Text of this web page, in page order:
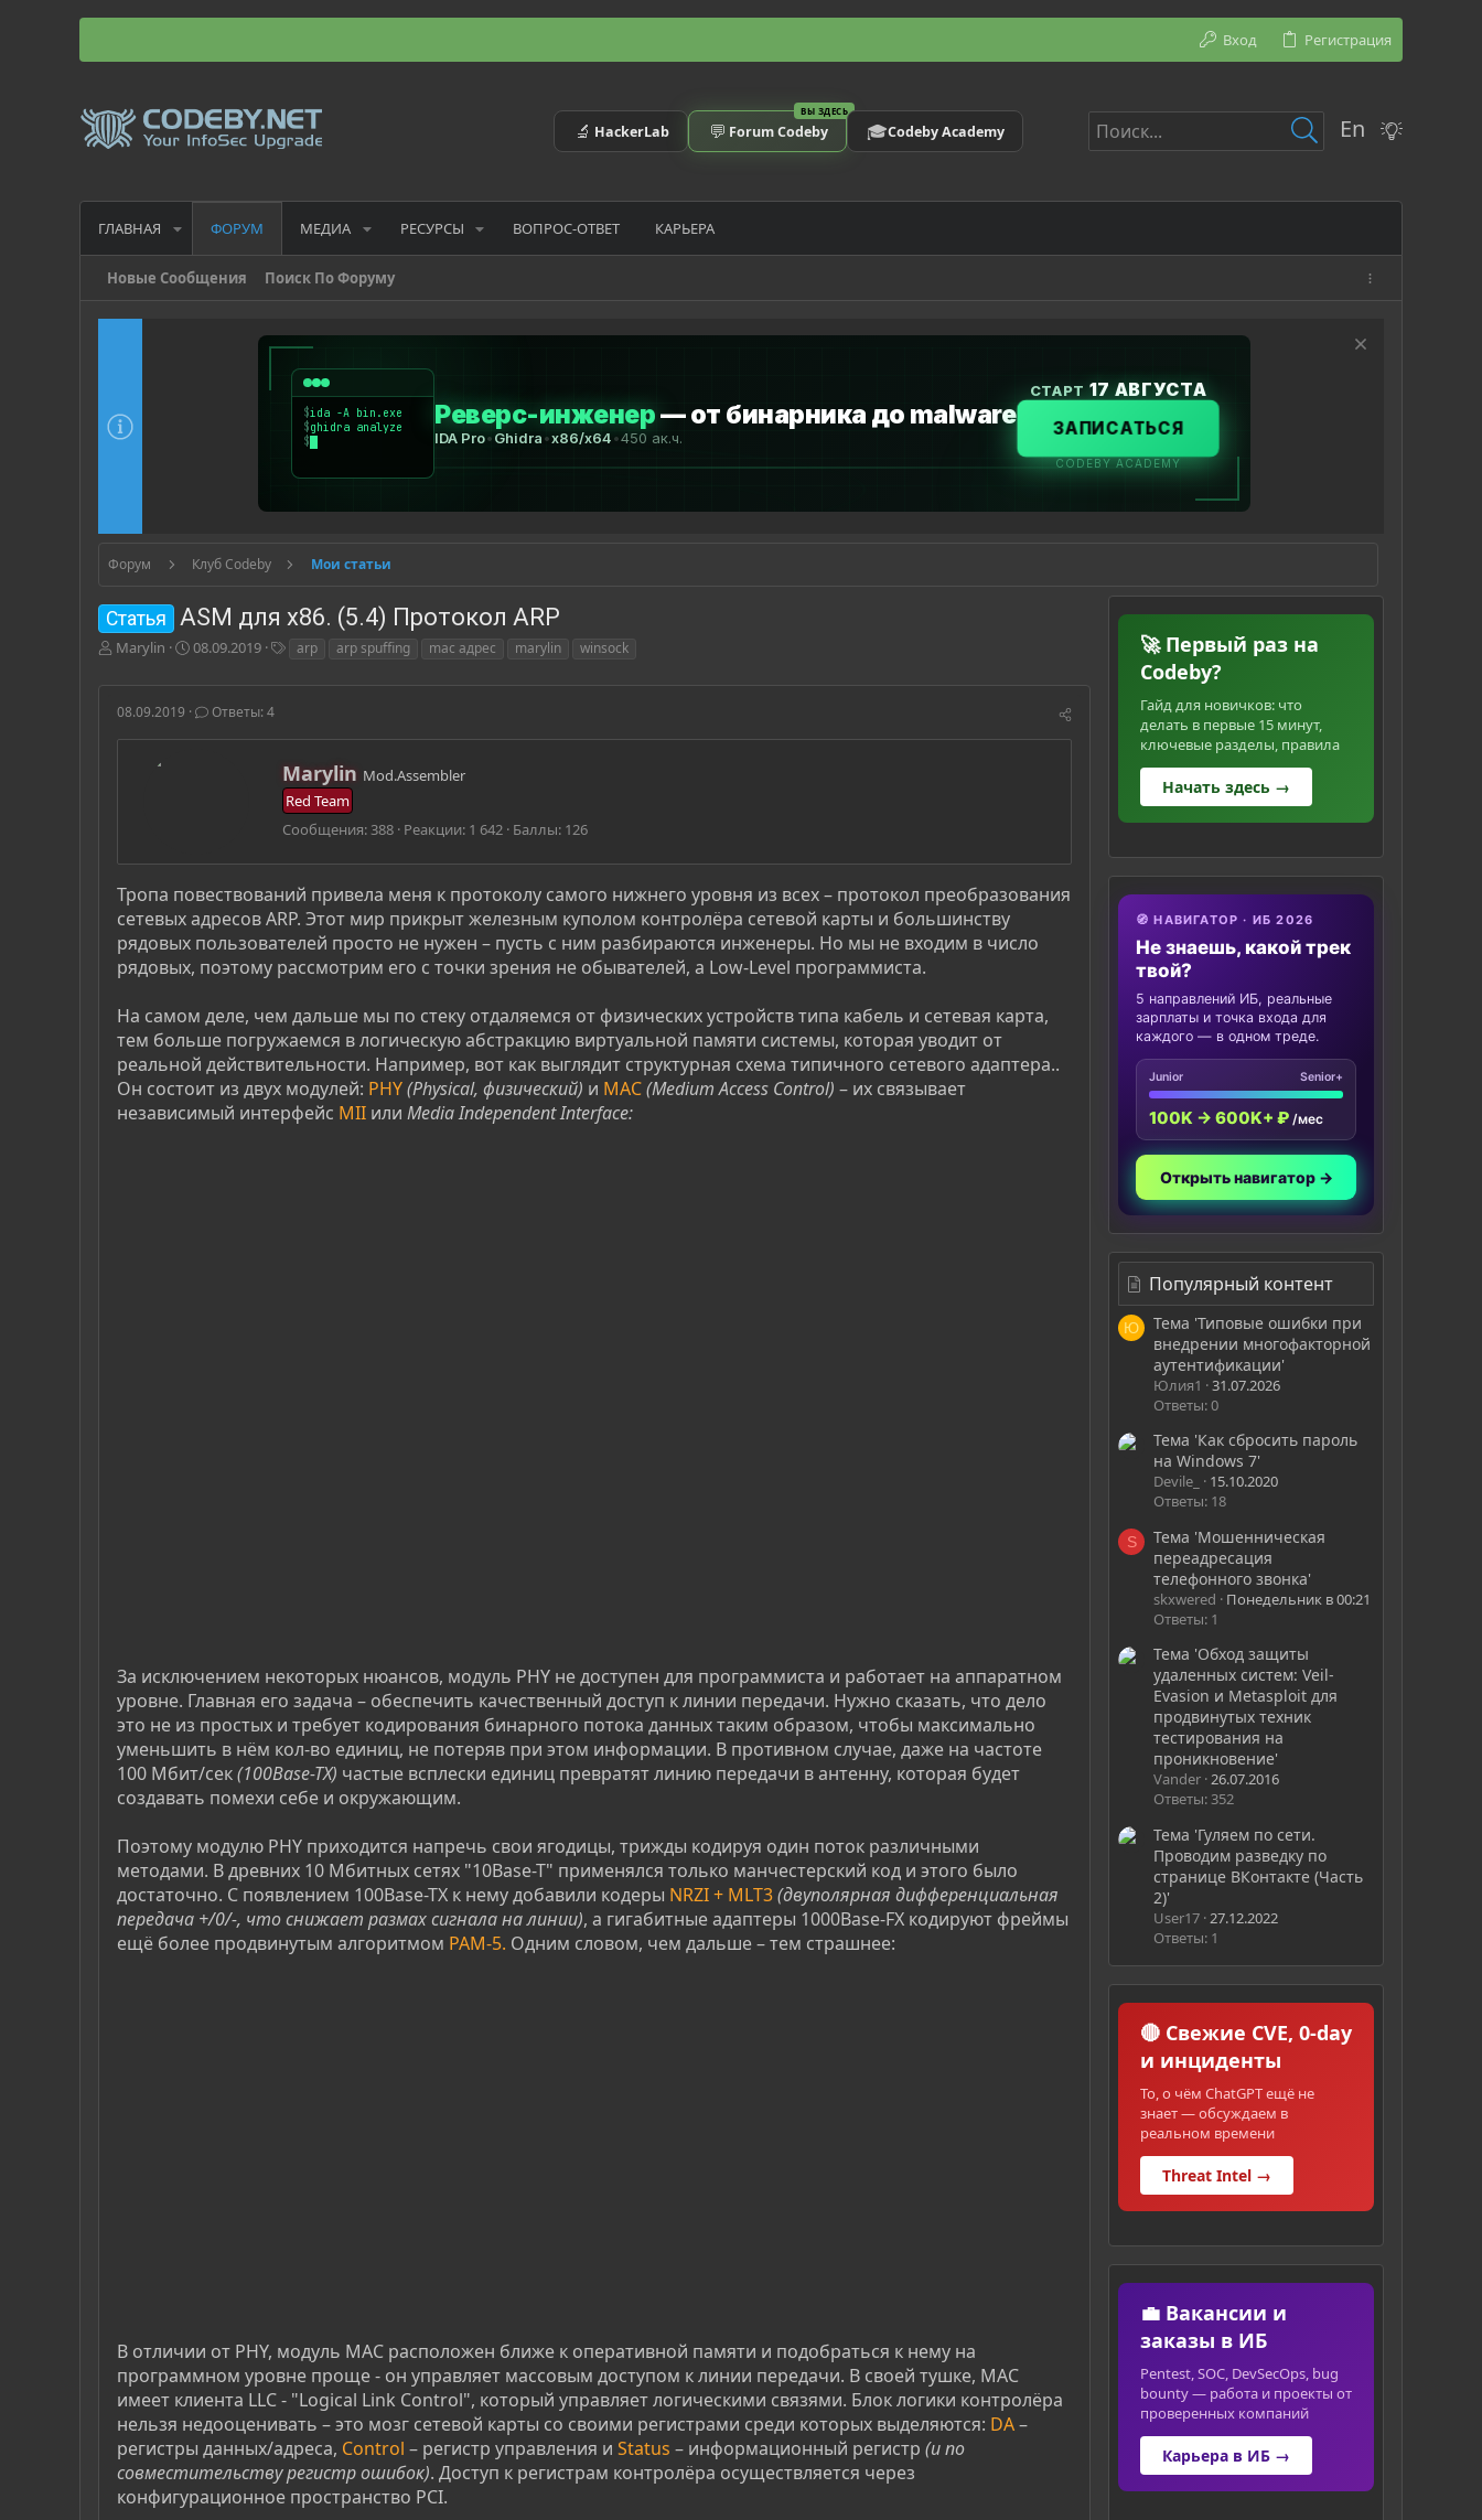
Вход Регистрация
🔬 HackerLab
ВЫ ЗДЕСЬ
💬 Forum Codeby 🎓Codeby Academy En
ГЛАВНАЯ ФОРУМ МЕДИА РЕСУРСЫ ВОПРОС-ОТВЕТ КАРЬЕРА
Новые Сообщения Поиск По Форуму
Форум Клуб Codeby Мои статьи
Статья ASM для x86. (5.4) Протокол ARP
А
т
о
т
Marylin
Д
т
а
а
08.09.2019
г
arp arp spuffing mac адрес marylin winsock
08.09.2019 Ответы: 4
А
в
т
о
Marylin Mod.Assembler
Red Team
Сообщения 388 Реакции 1 642 Баллы 126
Тропа повествований привела меня к протоколу самого нижнего уровня из всех – протокол преобразования
сетевых адресов ARP. Этот мир прикрыт железным куполом контролёра сетевой карты и большинству
рядовых пользователей просто не нужен – пусть с ним разбираются инженеры. Но мы не входим в число
рядовых, поэтому рассмотрим его с точки зрения не обывателей, а Low-Level программиста.
На самом деле, чем дальше мы по стеку отдаляемся от физических устройств типа кабель и сетевая карта,
тем больше погружаемся в логическую абстракцию виртуальной памяти системы, которая уводит от
реальной действительности. Например, вот как выглядит структурная схема типичного сетевого адаптера..
Он состоит из двух модулей: PHY(Physical, физический) и МАС(Medium Access Control) – их связывает
независимый интерфейс MII или Media Independent Interface:
За исключением некоторых нюансов, модуль PHY не доступен для программиста и работает на аппаратном
уровне. Главная его задача – обеспечить качественный доступ к линии передачи. Нужно сказать, что дело
это не из простых и требует кодирования бинарного потока данных таким образом, чтобы максимально
уменьшить в нём кол-во единиц, не потеряв при этом информации. В противном случае, даже на частоте
100 Мбит/сек(100Base-TX) частые всплески единиц превратят линию передачи в антенну, которая будет
создавать помехи себе и окружающим.
Поэтому модулю PHY приходится напречь свои ягодицы, трижды кодируя один поток различными
методами. В древних 10 Мбитных сетях "10Base-T" применялся только манчестерский код и этого было
достаточно. С появлением 100Base-TX к нему добавили кодеры NRZI + MLT3(двуполярная дифференциальная
передача +/0/-, что снижает размах сигнала на линии), а гигабитные адаптеры 1000Base-FX кодируют фреймы
ещё более продвинутым алгоритмом РАМ-5. Одним словом, чем дальше – тем страшнее:
В отличии от PHY, модуль МАС расположен ближе к оперативной памяти и подобраться к нему на
программном уровне проще - он управляет массовым доступом к линии передачи. В своей тушке, МАС
имеет клиента LLC - "Logical Link Control", который управляет логическими связями. Блок логики контролёра
нельзя недооценивать – это мозг сетевой карты со своими регистрами среди которых выделяются: DA–
регистры данных/адреса, Control – регистр управления и Status – информационный регистр (и по
совместительству регистр ошибок). Доступ к регистрам контролёра осуществляется через
конфигурационное пространство PCI.
🚀 Первый раз на
Codeby?
Гайд для новичков: что
делать в первые 15 минут,
ключевые разделы, правила
Начать здесь →
🧭 НАВИГАТОР · ИБ 2026
Не знаешь, какой трек
твой?
5 направлений ИБ, реальные
зарплаты и точка входа для
каждого — в одном треде.
Junior Senior+
100K → 600K+ ₽ /мес
Открыть навигатор →
Популярный контент
Ю
Тема 'Типовые ошибки при
внедрении многофакторной
аутентификации'
Юлия1
31.07.2026
Ответы: 0
Тема 'Как сбросить пароль
на Windows 7'
Devile_
15.10.2020
Ответы: 18
S
Тема 'Мошенническая
переадресация
телефонного звонка'
skxwered
Понедельник в 00:21
Ответы: 1
Тема 'Обход защиты
удаленных систем: Veil-
Evasion и Metasploit для
продвинутых техник
тестирования на
проникновение'
Vander 26.07.2016
Ответы: 352
Тема 'Гуляем по сети.
Проводим разведку по
странице ВКонтакте (Часть
2)'
User17 27.12.2022
Ответы: 1
🔴 Свежие CVE, 0-day
и инциденты
То, о чём ChatGPT ещё не
знает — обсуждаем в
реальном времени
Threat Intel →
💼 Вакансии и
заказы в ИБ
Pentest, SOC, DevSecOps, bug
bounty — работа и проекты от
проверенных компаний
Карьера в ИБ →